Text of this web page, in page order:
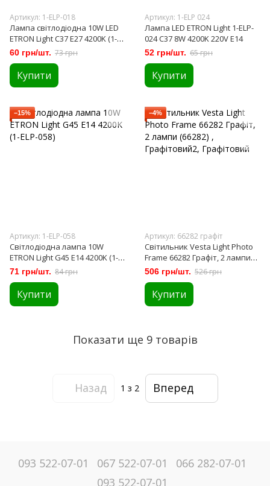
Артикул: 1-ELP-018
Лампа світлодіодна 10W LED
ETRON Light C37 E27 4200K (1-
ELP-018)
60 грн/шт. 73 грн
Купити
Артикул: 1-ELP 024
Лампа LED ETRON Light 1-ELP-
024 C37 8W 4200K 220V E14
52 грн/шт. 65 грн
Купити
−15%
Артикул: 1-ELP-058
Світлодіодна лампа 10W
ETRON Light G45 E14 4200K (1-
ELP-058)
71 грн/шт. 84 грн
Купити
−4%
Артикул: 66282 графіт
Світильник Vesta Light Photo
Frame 66282 Графіт, 2 лампи
(66282)
506 грн/шт. 526 грн
Купити
Показати ще 9 товарів
Назад 1 з 2 Вперед
093 522-07-01 067 522-07-01
066 282-07-01
093 522-07-01